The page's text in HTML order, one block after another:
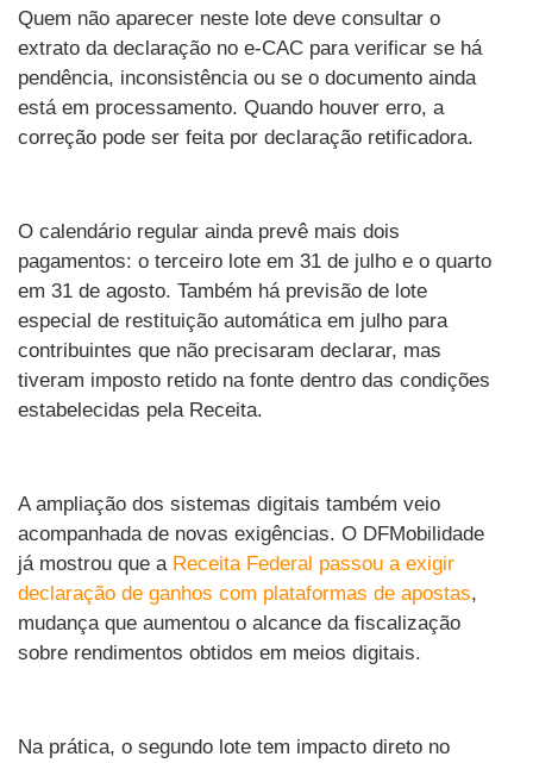
Quem não aparecer neste lote deve consultar o
extrato da declaração no e-CAC para verificar se há
pendência, inconsistência ou se o documento ainda
está em processamento. Quando houver erro, a
correção pode ser feita por declaração retificadora.
O calendário regular ainda prevê mais dois
pagamentos: o terceiro lote em 31 de julho e o quarto
em 31 de agosto. Também há previsão de lote
especial de restituição automática em julho para
contribuintes que não precisaram declarar, mas
tiveram imposto retido na fonte dentro das condições
estabelecidas pela Receita.
A ampliação dos sistemas digitais também veio
acompanhada de novas exigências. O DFMobilidade
já mostrou que a Receita Federal passou a exigir
declaração de ganhos com plataformas de apostas,
mudança que aumentou o alcance da fiscalização
sobre rendimentos obtidos em meios digitais.
Na prática, o segundo lote tem impacto direto no